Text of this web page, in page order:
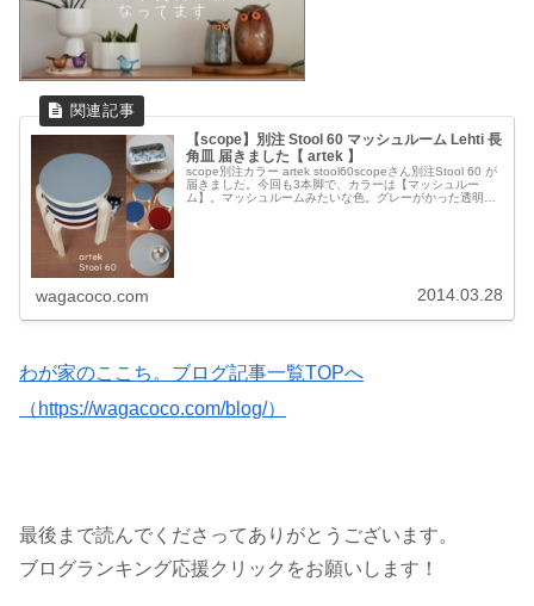
【scope】別注 Stool 60 マッシュルーム Lehti 長
角皿 届きました【 artek 】
scope別注カラー artek stool60scopeさん別注Stool 60 が
届きました。今回も3本脚で、カラーは【マッシュルー
ム】。マッシュルームみたいな色。グレーがかった透明感
wagacoco.com 2014.03.28
わが家のここち。ブログ記事一覧TOPへ
（https://wagacoco.com/blog/）
最後まで読んでくださってありがとうございます。
ブログランキング応援クリックをお願いします！